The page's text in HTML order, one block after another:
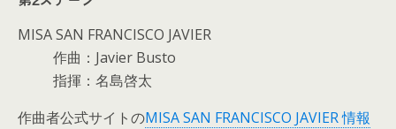
MISA SAN FRANCISCO JAVIER
作曲：Javier Busto
指揮：名島啓太
作曲者公式サイトのMISA SAN FRANCISCO JAVIER 情報